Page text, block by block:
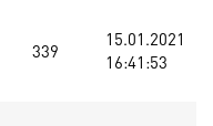
339
15.01.2021
16:41:53